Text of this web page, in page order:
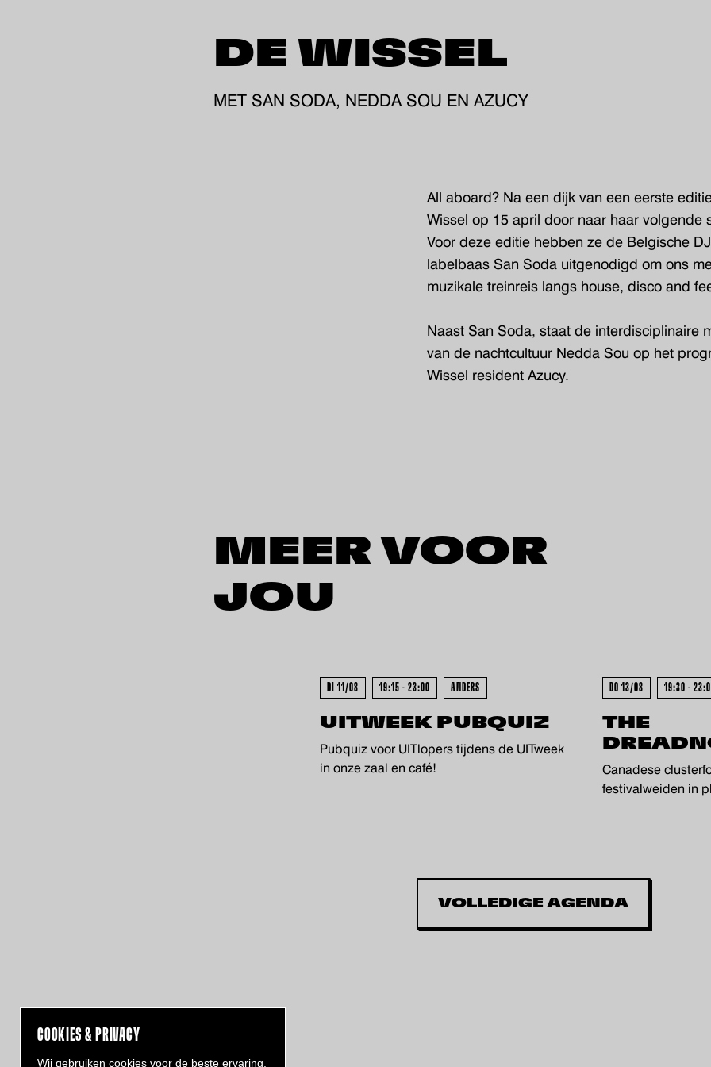
COOKIES & PRIVACY
Wij gebruiken cookies voor de beste ervaring.
DE WISSEL
MET SAN SODA, NEDDA SOU EN AZUCY
All aboard? Na een dijk van een eerste
Wissel op 15 april door naar haar volgende
Voor deze editie hebben ze de Belgische
labelbaas San Soda uitgenodigd om ons
muzikale treinreis langs house, disco and
Naast San Soda, staat de interdisciplinaire
van de nachtcultuur Nedda Sou op het
Wissel resident Azucy.
MEER VOOR
JOU
DI 11/08 19:15 - 23:00 ANDERS
UITWEEK PUBQUIZ
Pubquiz voor UITlopers tijdens de UITweek
in onze zaal en café!
UITVERKOCHT - DO 13/08 19:30 -
THE
Canadese
festivalweiden in
VOLLEDIGE AGENDA
CONTACT